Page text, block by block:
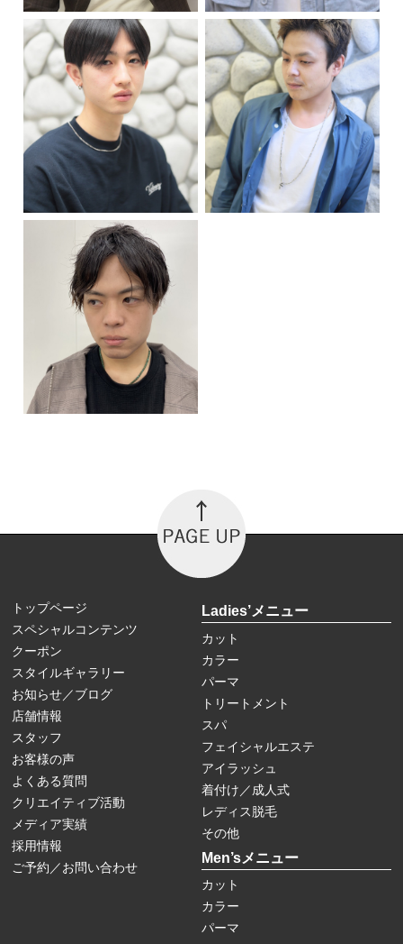
トップページ
スペシャルコンテンツ
クーポン
スタイルギャラリー
お知らせ／ブログ
店舗情報
スタッフ
お客様の声
よくある質問
クリエイティブ活動
メディア実績
採用情報
ご予約／お問い合わせ
Ladies’メニュー
カット
カラー
パーマ
トリートメント
スパ
フェイシャルエステ
アイラッシュ
着付け／成人式
レディス脱毛
その他
Men’sメニュー
カット
カラー
パーマ